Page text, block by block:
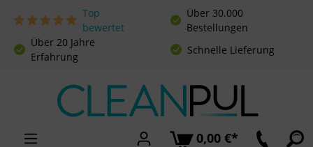
Zum Hauptinhalt springen
Top
bewertet
Über 30.000
Bestellungen
Über 20 Jahre
Erfahrung
Schnelle Lieferung
0,00 €*